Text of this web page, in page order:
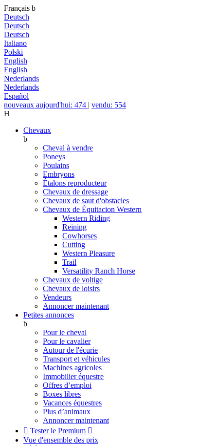
Français b
Deutsch
Deutsch
Deutsch
Italiano
Polski
English
English
Nederlands
Nederlands
Español
nouveaux aujourd'hui: 474 | vendu: 554
H
Chevaux
b
Cheval à vendre
Poneys
Poulains
Embryons
Étalons reproducteur
Chevaux de dressage
Chevaux de saut d'obstacles
Chevaux de Èquitacion Western
Western Riding
Reining
Cowhorses
Cutting
Western Pleasure
Trail
Versatility Ranch Horse
Chevaux de voltige
Chevaux de loisirs
Vendeurs
Annoncer maintenant
Petites annonces
b
Pour le cheval
Pour le cavalier
Autour de l'écurie
Transport et véhicules
Machines agricoles
Immobilier équestre
Offres d’emploi
Boxes libres
Vacances équestres
Plus d’animaux
Annoncer maintenant
 Tester le Premium 
Vue d'ensemble des prix